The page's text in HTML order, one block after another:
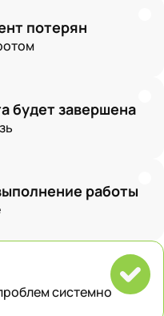
потерян
будет завершена
работы
системно